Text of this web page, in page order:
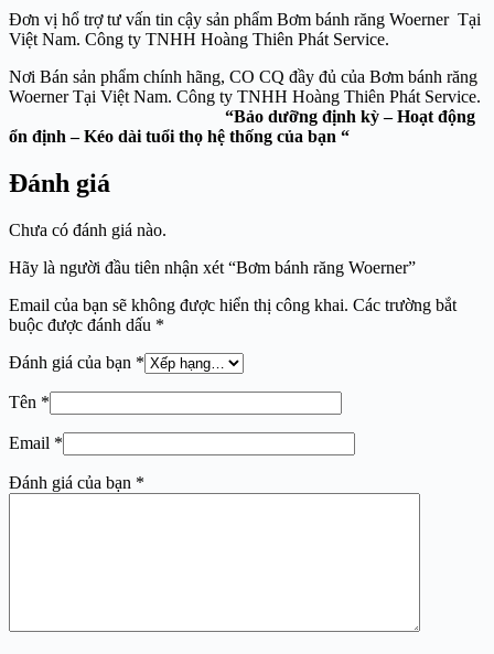
Đơn vị hổ trợ tư vấn tin cậy sản phẩm Bơm bánh răng Woerner Tại
Việt Nam. Công ty TNHH Hoàng Thiên Phát Service.
Nơi Bán sản phẩm chính hãng, CO CQ đầy đủ của Bơm bánh răng
Woerner Tại Việt Nam. Công ty TNHH Hoàng Thiên Phát Service.
“Bảo dưỡng định kỳ – Hoạt động
ổn định – Kéo dài tuổi thọ hệ thống của bạn “
Đánh giá
Chưa có đánh giá nào.
Hãy là người đầu tiên nhận xét “Bơm bánh răng Woerner”
Email của bạn sẽ không được hiển thị công khai. Các trường bắt
buộc được đánh dấu *
Đánh giá của bạn *
Tên *
Email *
Đánh giá của bạn *